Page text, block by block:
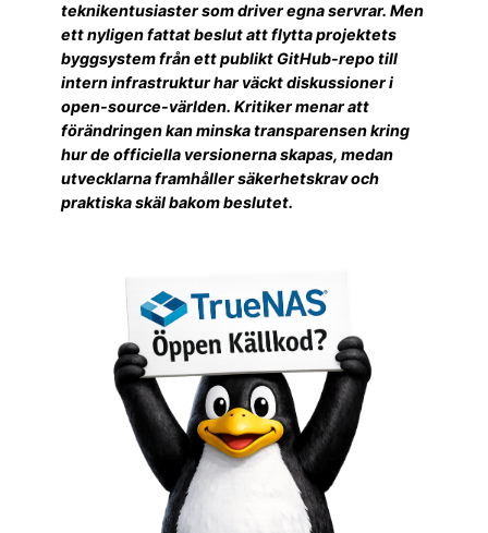
teknikentusiaster som driver egna servrar. Men
ett nyligen fattat beslut att flytta projektets
byggsystem från ett publikt GitHub-repo till
intern infrastruktur har väckt diskussioner i
open-source-världen. Kritiker menar att
förändringen kan minska transparensen kring
hur de officiella versionerna skapas, medan
utvecklarna framhåller säkerhetskrav och
praktiska skäl bakom beslutet.